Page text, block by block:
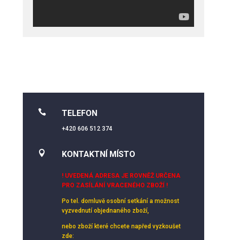
 TELEFON
+420 606 512 374
 KONTAKTNÍ MÍSTO
! UVEDENÁ ADRESA JE ROVNĚŽ URČENA
PRO ZASÍLÁNÍ VRACENÉHO ZBOŽÍ !
Po tel. domluvě osobní setkánía možnost
vyzvednutí objednaného zboží,
nebo zboží které chcete napřed vyzkoušet
zde: